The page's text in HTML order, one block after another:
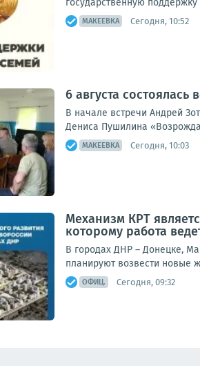
государственную
МАКЕЕВКА Сегодня, 10:52
6 августа
В начале встречи Андрей
Дениса Пушилина
МАКЕЕВКА Сегодня, 10:03
Механизм КРТ
которому работа
В городах ДНР – Донецке,
планируют возвести новые
ОФИЦ. Сегодня, 09:32